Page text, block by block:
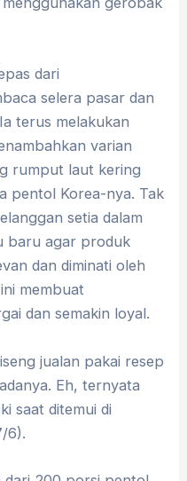
dari
selera pasar dan
terus melakukan
varian
rumput laut kering
pentol Korea-nya. Tak
setia dalam
baru agar produk
dan diminati oleh
membuat
dan semakin loyal.
jualan pakai resep
Eh, ternyata
saat ditemui di
6).